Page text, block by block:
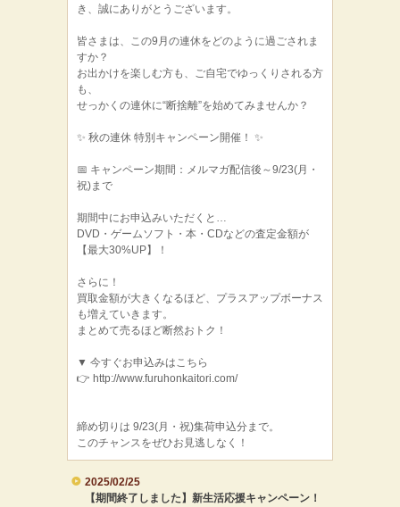
き、誠にありがとうございます。
皆さまは、この9月の連休をどのように過ごされま
すか？
お出かけを楽しむ方も、ご自宅でゆっくりされる方
も、
せっかくの連休に“断捨離”を始めてみませんか？
✨ 秋の連休 特別キャンペーン開催！ ✨
📅 キャンペーン期間：メルマガ配信後～9/23(月・
祝)まで
期間中にお申込みいただくと…
DVD・ゲームソフト・本・CDなどの査定金額が
【最大30%UP】！
さらに！
買取金額が大きくなるほど、プラスアップボーナス
も増えていきます。
まとめて売るほど断然おトク！
▼ 今すぐお申込みはこちら
👉 http://www.furuhonkaitori.com/
締め切りは 9/23(月・祝)集荷申込分まで。
このチャンスをぜひお見逃しなく！
2025/02/25
【期間終了しました】新生活応援キャンペーン！